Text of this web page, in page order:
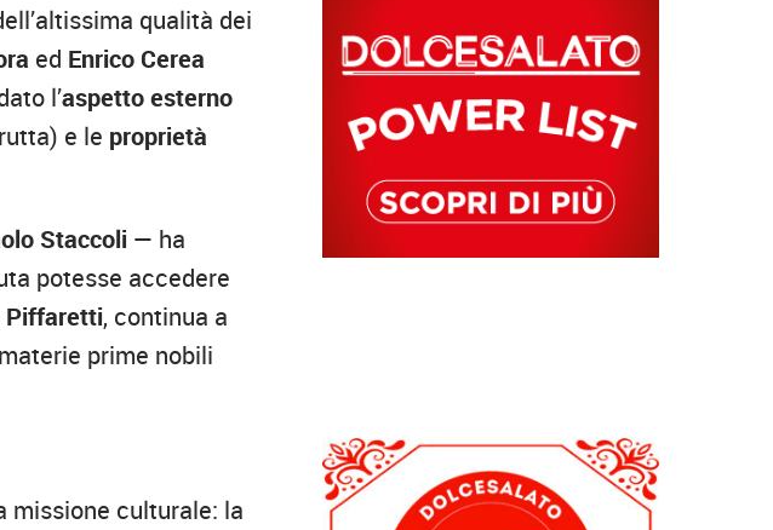
qualità dei
ed Enrico Cerea
l’aspetto esterno
e le proprietà
Staccoli — ha
potesse accedere
Piffaretti, continua a
prime nobili
missione culturale: la